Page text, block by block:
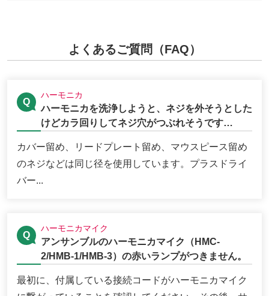
よくあるご質問（FAQ）
ハーモニカ
ハーモニカを洗浄しようと、ネジを外そうとした
けどカラ回りしてネジ穴がつぶれそうです…
カバー留め、リードプレート留め、マウスピース留め
のネジなどは同じ径を使用しています。プラスドライ
バー...
ハーモニカマイク
アンサンブルのハーモニカマイク（HMC-
2/HMB-1/HMB-3）の赤いランプがつきません。
最初に、付属している接続コードがハーモニカマイク